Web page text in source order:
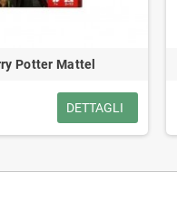
Potter Mattel
DETTAGLI